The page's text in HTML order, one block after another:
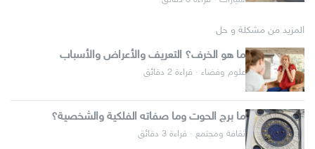
المزيد من مشكلة و حل
ما هو الخرف؟ التعريف والأعراض والأسباب
علوم وفضاء · قراءة 2 دقائق
ما برج الحوت وما صفاته الفلكية والشخصية؟
ثقافة ومجتمع · قراءة 3 دقائق